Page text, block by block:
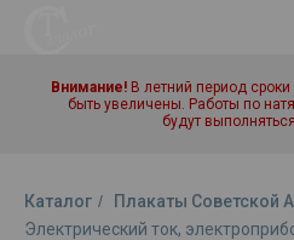
Внимание! В летний период
быть увеличены. Работы по
будут
Каталог / Плакаты Советской
Электрический ток,